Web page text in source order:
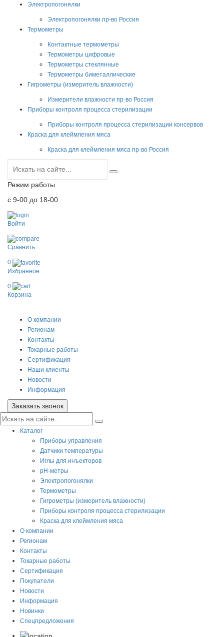
Электропогонялки
Электропогонялки пр-во Россия
Термометры
Контактные термометры
Термометры цифровые
Термометры стеклянные
Термометры биметаллические
Гигрометры (измеритель влажности)
Измерители влажности пр-во Россия
Приборы контроля процесса стерилизации
Приборы контроля процесса стерилизации консервов
Краска для клеймления мяса
Краска для клеймления мяса пр-во Россия
Режим работы
с 9-00 до 18-00
Войти
Сравнить
0
Избранное
0
Корзина
О компании
Регионам
Контакты
Токарные работы
Сертификация
Наши клиенты
Новости
Информация
Заказать звонок
Каталог
Приборы управления
Датчики температуры
Иглы для инъекторов
pH-метры
Электропогонялки
Термометры
Гигрометры (измеритель влажности)
Приборы контроля процесса стерилизации
Краска для клеймления мяса
О компании
Регионам
Контакты
Токарные работы
Сертификация
Покупатели
Новости
Информация
Новинки
Спецпредложения